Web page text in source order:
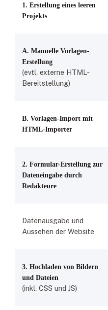
1. Erstellung einesleeren
Projekts
A. ManuelleVorlagen-
Erstellung
(evtl. externe HTML-
Bereitstellung)
B. Vorlagen-Import mit
HTML-Importer
2.Formular-Erstellung zur
Dateneingabe durch
Redakteure
Datenausgabe und
Aussehen der Website
3. Hochladen von Bildern
und Dateien
(inkl. CSS und JS)